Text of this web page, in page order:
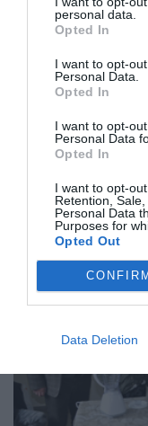
personal data.
Opted In
I want to opt-
Personal Data.
Opted In
I want to opt-
Personal Data
Opted In
I want to opt-
Retention,
Personal Data
Purposes for
Opted Out
CONFIRM
Data Deletion
Προτάσεις
σχολικές
Στα πλαίσια των
άξονας είναι η